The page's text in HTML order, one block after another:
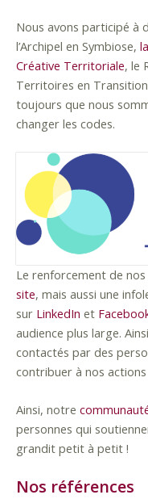
Nous avons participé à
l’Archipel en Symbiose,
Créative Territoriale, le
Territoires en
toujours que nous
changer les codes.
Le renforcement de
site, mais aussi une
sur LinkedIn et
audience plus large.
contactés par des
contribuer à nos
Ainsi, notre
personnes qui
grandit petit à petit !
Nos références